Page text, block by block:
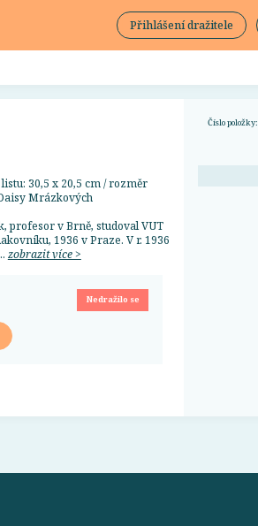
Přihlášení dražitele
30,5 x 20,5 cm / rozměr
Mrázkových
profesor v Brně, studoval VUT
1936 v Praze. V r. 1936
zobrazit více >
Nedražilo se
Číslo položky: